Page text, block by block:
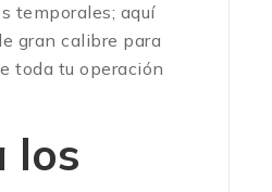
temporales; aquí
gran calibre para
toda tu operación
los